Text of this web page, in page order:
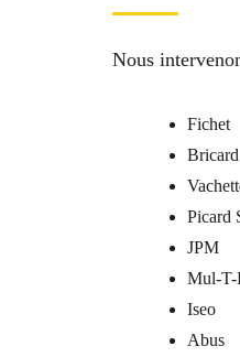
Nous
Fichet
Bricard
Picard
JPM
Mul-
Iseo
Abus